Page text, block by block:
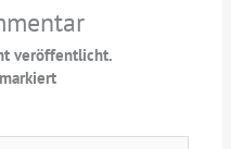
veröffentlicht.
markiert